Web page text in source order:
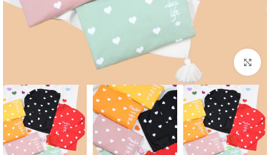
برای بزرگنمایی کلیک کنید